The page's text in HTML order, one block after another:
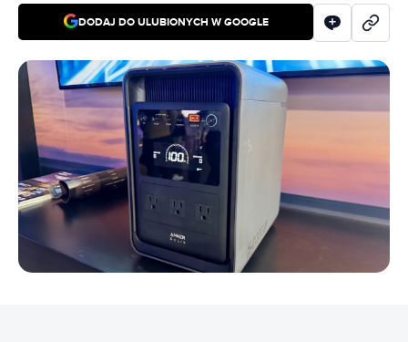
DODAJ DO ULUBIONYCH W GOOGLE